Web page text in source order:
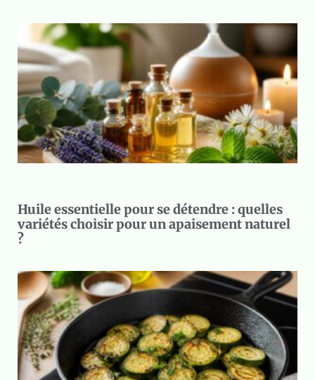
Huile essentielle pour se détendre : quelles
variétés choisir pour un apaisement naturel
?